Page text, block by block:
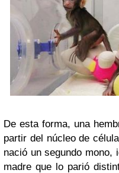
De esta forma, una
partir del núcleo de
nació un segundo mono,
madre que lo parió